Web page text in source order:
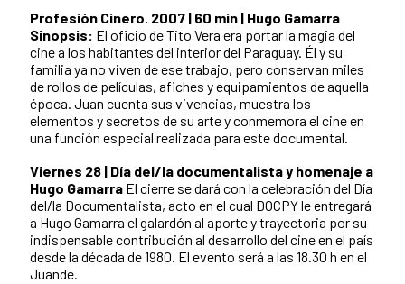
Profesión Cinero. 2007 | 60 min | Hugo Gamarra
Sinopsis: El oficio de Tito Vera era portar la magia del
cine a los habitantes del interior del Paraguay. Él y su
familia ya no viven de ese trabajo, pero conservan miles
de rollos de películas, afiches y equipamientos de aquella
época. Juan cuenta sus vivencias, muestra los
elementos y secretos de su arte y conmemora el cine en
una función especial realizada para este documental.
Viernes 28 | Día del/la documentalista y homenaje a
Hugo Gamarra El cierre se dará con la celebración del Día
del/la Documentalista, acto en el cual DOCPY le entregará
a Hugo Gamarra el galardón al aporte y trayectoria por su
indispensable contribución al desarrollo del cine en el país
desde la década de 1980. El evento será a las 18.30 h en el
Juande.